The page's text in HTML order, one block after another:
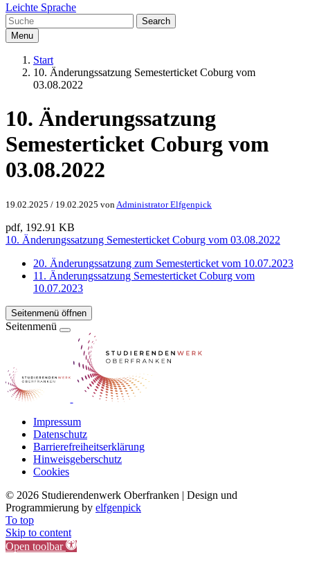
Leichte Sprache
Search
Menu
Start
10. Änderungssatzung Semesterticket Coburg vom
03.08.2022
10. Änderungssatzung
Semesterticket Coburg vom
03.08.2022
19.02.2025 / 19.02.2025 von Administrator Elfgenpick
pdf, 192.91 KB
10. Änderungssatzung Semesterticket Coburg vom 03.08.2022
20. Änderungssatzung zum Semesterticket vom 10.07.2023
11. Änderungssatzung Semesterticket Coburg vom
10.07.2023
Seitenmenü öffnen
Seitenmenü
Impressum
Datenschutz
Barrierefreiheitserklärung
Hinweisgeberschutz
Cookies
© 2026 Studierendenwerk Oberfranken | Design und
Programmierung by elfgenpick
To top
Skip to content
Open toolbar